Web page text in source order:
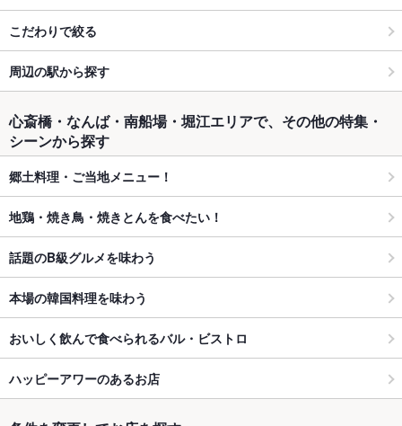
こだわりで絞る
周辺の駅から探す
心斎橋・なんば・南船場・堀江エリアで、その他の特集・
シーンから探す
郷土料理・ご当地メニュー！
地鶏・焼き鳥・焼きとんを食べたい！
話題のB級グルメを味わう
本場の韓国料理を味わう
おいしく飲んで食べられるバル・ビストロ
ハッピーアワーのあるお店